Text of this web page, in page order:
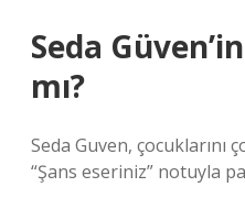
Seda
mı?
Seda Guven, çocuklarını
“Şans eseriniz” notuyla